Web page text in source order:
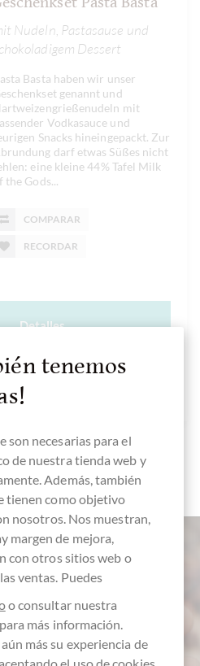
Nudeln, Pastasause und
Dessert
Basta haben wir unser
genannt und
mit
Vodkasauce und
Snacks hineingepackt. Zur
darf etwas Süßes nicht
eine kleine 44% Tafel Milk
the Gods...
Detalles
COMPARAR
RECORDAR
tenemos
son necesarias para el
de nuestra tienda web y
Además, también
tienen como objetivo
nosotros. Nos muestran,
margen de mejora,
con otros sitios web o
ventas. Puedes
o consultar nuestra
para más información.
más su experiencia de